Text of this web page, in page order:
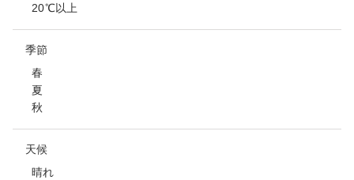
20℃以上
季節
春
夏
秋
天候
晴れ